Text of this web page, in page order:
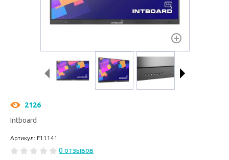
2126
Intboard
Артикул: F11141
0 отзывов